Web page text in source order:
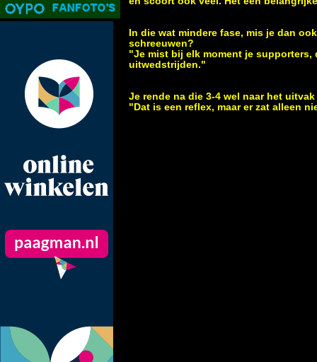
In die wat mindere fase, mis je dan
schreeuwen?
"Je mist bij elk moment je supporters,
uitwedstrijden."
Je rende na die 3-4 wel naar het
"Dat is een reflex, maar er zat alleen